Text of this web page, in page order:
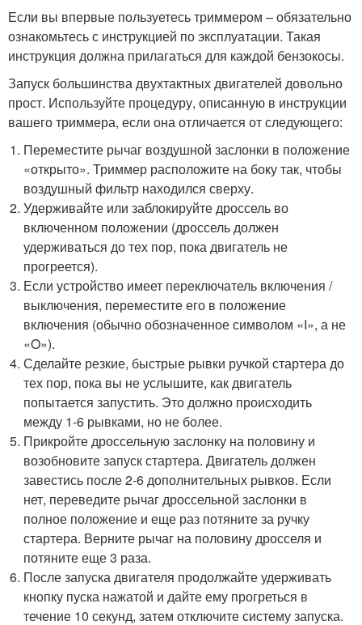
Если вы впервые пользуетесь триммером – обязательно
ознакомьтесь с инструкцией по эксплуатации. Такая
инструкция должна прилагаться для каждой бензокосы.
Запуск большинства двухтактных двигателей довольно
прост. Используйте процедуру, описанную в инструкции
вашего триммера, если она отличается от следующего:
Переместите рычаг воздушной заслонки в положение
«открыто». Триммер расположите на боку так, чтобы
воздушный фильтр находился сверху.
Удерживайте или заблокируйте дроссель во
включенном положении (дроссель должен
удерживаться до тех пор, пока двигатель не
прогреется).
Если устройство имеет переключатель включения /
выключения, переместите его в положение
включения (обычно обозначенное символом «I», а не
«O»).
Сделайте резкие, быстрые рывки ручкой стартера до
тех пор, пока вы не услышите, как двигатель
попытается запустить. Это должно происходить
между 1-6 рывками, но не более.
Прикройте дроссельную заслонку на половину и
возобновите запуск стартера. Двигатель должен
завестись после 2-6 дополнительных рывков. Если
нет, переведите рычаг дроссельной заслонки в
полное положение и еще раз потяните за ручку
стартера. Верните рычаг на половину дросселя и
потяните еще 3 раза.
После запуска двигателя продолжайте удерживать
кнопку пуска нажатой и дайте ему прогреться в
течение 10 секунд, затем отключите систему запуска.